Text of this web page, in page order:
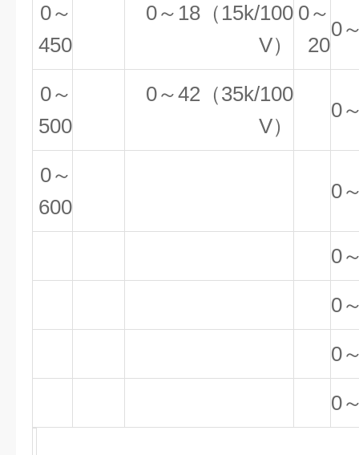
0～
450
0～18（15k/100
V）
0～
20
0
0～
500
0～42（35k/100
V）
0
0～
600
0
0
0
0
0